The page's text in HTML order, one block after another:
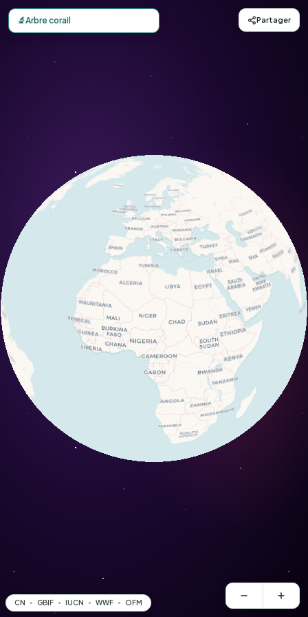
Carte d'observation du Arbre corail (Jatropha multifida) -
🔬Arbre corail Partager
CN GBIF IUCN WWF OFM